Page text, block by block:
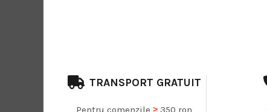
TRANSPORT GRATUIT
Pentru comenzile ≥350 ron